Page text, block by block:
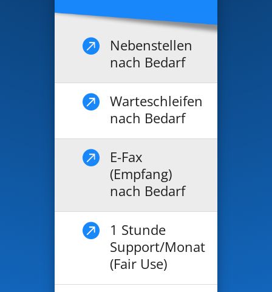

Nebenstellen
nach Bedarf
 Warteschleifen
nach Bedarf

E-Fax
(Empfang)
nach Bedarf

1 Stunde
Support/Monat
(Fair Use)